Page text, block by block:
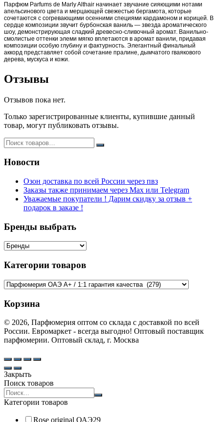
Парфюм Parfums de Marly Althair начинает звучание сияющими нотами
апельсинового цвета и мерцающей свежестью бергамота, которые
сочетаются с согревающими осенними специями кардамоном и корицей. В
сердце композиции звучит бурбонская ваниль — звезда ароматического
шоу, демонстрирующая сладкий древесно-сливочный аромат. Ванильно-
смолистые оттенки элеми мягко вплетаются в аромат ванили, придавая
композиции особую глубину и фактурность. Элегантный финальный
аккорд представляет собой сочетание пралине, дымчатого гваякового
дерева, мускуса и кожи.
Отзывы
Отзывов пока нет.
Только зарегистрированные клиенты, купившие данный
товар, могут публиковать отзывы.
Новости
Озон доставка по всей России через пвз
Заказы также принимаем через Max или Telegram
Уважаемые покупатели ! Дарим скидку за отзыв +
подарок в заказе !
Бренды выбрать
Категории товаров
Корзина
© 2026, Парфюмерия оптом со склада с доставкой по всей
России. Евромаркет - всегда выгодно! Оптовый поставщик
парфюмерии. Оптовый склад, г. Москва
Закрыть
Поиск товаров
Search
products:
Категории товаров
Rose original ОАЭ29